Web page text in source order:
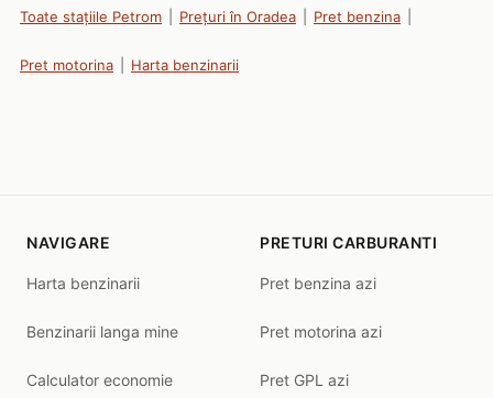
Toate stațiile Petrom Prețuri în Oradea Pret benzina
Pret motorina Harta benzinarii
NAVIGARE
Harta benzinarii
Benzinarii langa mine
Calculator economie
PRETURI CARBURANTI
Pret benzina azi
Pret motorina azi
Pret GPL azi